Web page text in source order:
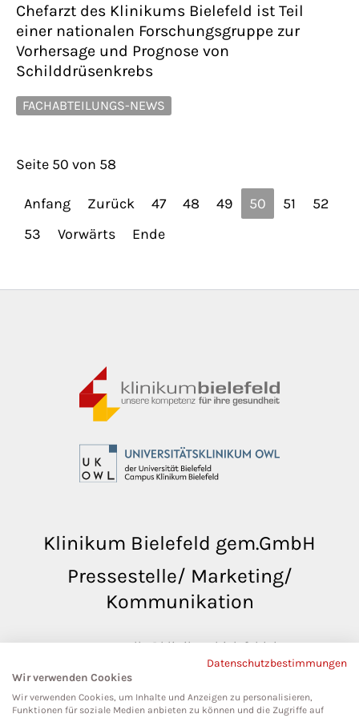
Chefarzt des Klinikums Bielefeld ist Teil
einer nationalen Forschungsgruppe zur
Vorhersage und Prognose von
Schilddrüsenkrebs
FACHABTEILUNGS-NEWS
Seite 50 von 58
Anfang Zurück 47 48 49 50 51
52
53
Vorwärts Ende
Klinikum Bielefeld gem.GmbH
Pressestelle/ Marketing/
Kommunikation
pressestelle@klinikumbielefeld.de
Teutoburger Str. 50
33604 Bielefeld
Datenschutzbestimmungen
Wir verwenden Cookies
Wir verwenden Cookies, um Inhalte und Anzeigen zu personalisieren,
Funktionen für soziale Medien anbieten zu können und die Zugriffe auf